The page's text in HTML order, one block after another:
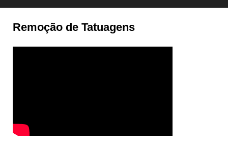
Remoção de Tatuagens